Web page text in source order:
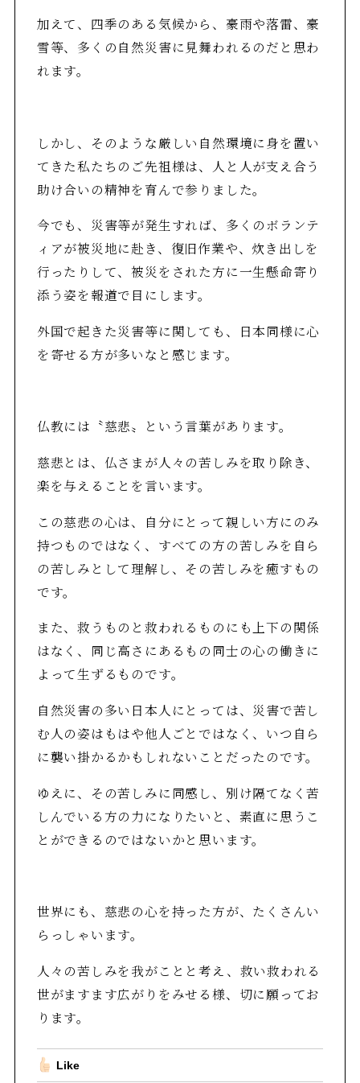
加えて、四季のある気候から、豪雨や落雷、豪
雪等、多くの自然災害に見舞われるのだと思わ
れます。
しかし、そのような厳しい自然環境に身を置い
てきた私たちのご先祖様は、人と人が支え合う
助け合いの精神を育んで参りました。
今でも、災害等が発生すれば、多くのボランテ
ィアが被災地に赴き、復旧作業や、炊き出しを
行ったりして、被災をされた方に一生懸命寄り
添う姿を報道で目にします。
外国で起きた災害等に関しても、日本同様に心
を寄せる方が多いなと感じます。
仏教には〝慈悲〟という言葉があります。
慈悲とは、仏さまが人々の苦しみを取り除き、
楽を与えることを言います。
この慈悲の心は、自分にとって親しい方にのみ
持つものではなく、すべての方の苦しみを自ら
の苦しみとして理解し、その苦しみを癒すもの
です。
また、救うものと救われるものにも上下の関係
はなく、同じ高さにあるもの同士の心の働きに
よって生ずるものです。
自然災害の多い日本人にとっては、災害で苦し
む人の姿はもはや他人ごとではなく、いつ自ら
に襲い掛かるかもしれないことだったのです。
ゆえに、その苦しみに同感し、別け隔てなく苦
しんでいる方の力になりたいと、素直に思うこ
とができるのではないかと思います。
世界にも、慈悲の心を持った方が、たくさんい
らっしゃいます。
人々の苦しみを我がことと考え、救い救われる
世がますます広がりをみせる様、切に願ってお
ります。
Like